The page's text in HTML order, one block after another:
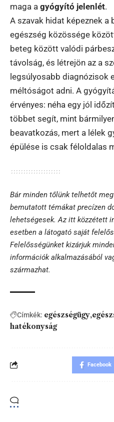
maga a gyógyító jelenlét.
A szavak hidat képeznek a
egészség közössége
beteg között valódi
távolság, és létrejön az a
legsúlyosabb diagnózisok
méltóságot adni. A
érvényes: néha egy jól
többet segít, mint
beavatkozás, mert a lélek
épülése is csak féloldalas
Bár minden tőlünk telhetőt
bemutatott témákat precízen
lehetségesek. Az itt közzétett
esetben a látogató saját
Felelősségünket kizárjuk
információk alkalmazásából
származhat.
Címkék: egészségügy
hatékonyság
Facebook